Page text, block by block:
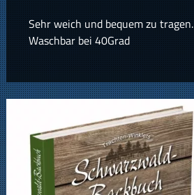
Sehr weich und bequem zu tragen.
Waschbar bei 40Grad